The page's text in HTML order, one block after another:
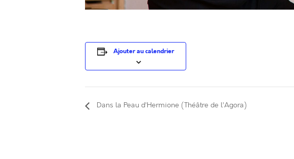
Ajouter au calendrier
Dans la Peau d’Hermione (Théâtre de l’Agora)